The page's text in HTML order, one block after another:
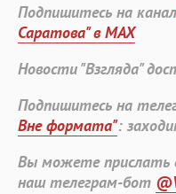
Подпишитесь на канал
Саратова" в MAX
Новости "Взгляда"
Подпишитесь на
Вне формата":
Вы можете прислать
наш телеграм-бот